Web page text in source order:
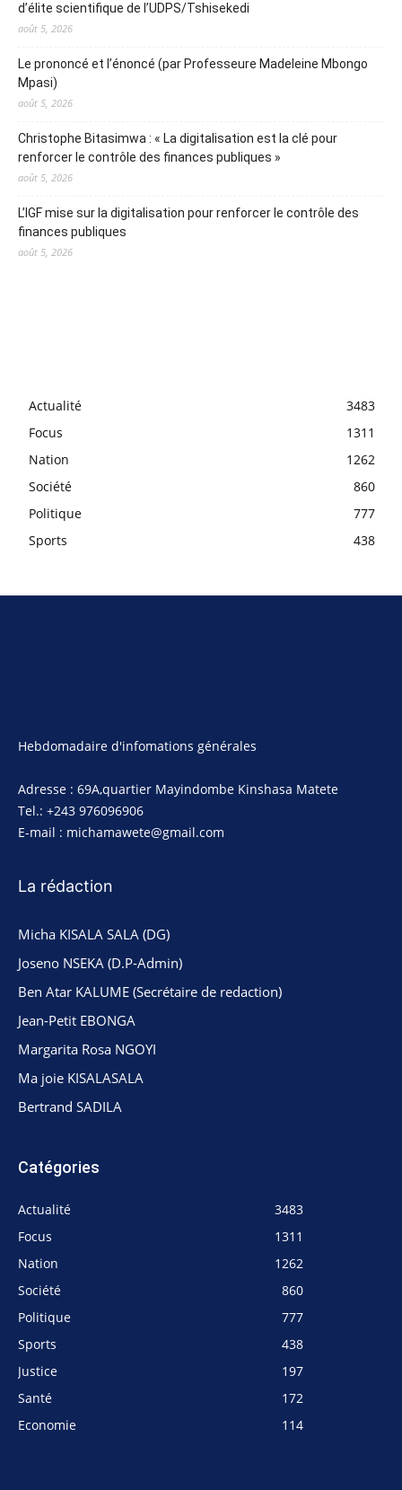
d’élite scientifique de l’UDPS/Tshisekedi
août 5, 2026
Le prononcé et l’énoncé (par Professeure Madeleine Mbongo
Mpasi)
août 5, 2026
Christophe Bitasimwa : « La digitalisation est la clé pour
renforcer le contrôle des finances publiques »
août 5, 2026
L’IGF mise sur la digitalisation pour renforcer le contrôle des
finances publiques
août 5, 2026
Actualité
3483
Focus
1311
Nation
1262
Société
860
Politique
777
Sports
438
Hebdomadaire d'infomations générales
Adresse : 69A,quartier Mayindombe Kinshasa Matete
Tel.: +243 976096906
E-mail : michamawete@gmail.com
La rédaction
Micha KISALA SALA (DG)
Joseno NSEKA (D.P-Admin)
Ben Atar KALUME (Secrétaire de redaction)
Jean-Petit EBONGA
Margarita Rosa NGOYI
Ma joie KISALASALA
Bertrand SADILA
Catégories
Actualité
3483
Focus
1311
Nation
1262
Société
860
Politique
777
Sports
438
Justice
197
Santé
172
Economie
114